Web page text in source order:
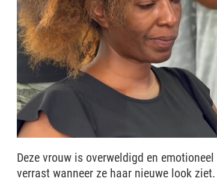
Deze vrouw is overweldigd en emotioneel
verrast wanneer ze haar nieuwe look ziet.